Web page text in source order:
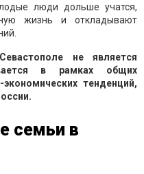
люди дольше учатся,
жизнь и откладывают
не является
в рамках общих
тенденций,
семьи в